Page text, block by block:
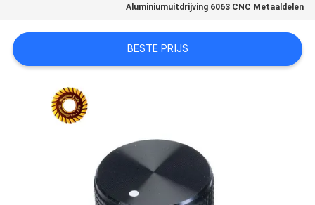
SITEMAP
Aluminiumuitdrijving 6063 CNC Metaaldelen
BESTE PRIJS